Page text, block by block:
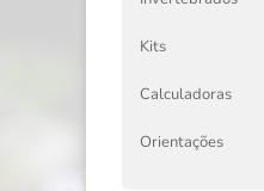
Kits
Calculadoras
Orientações